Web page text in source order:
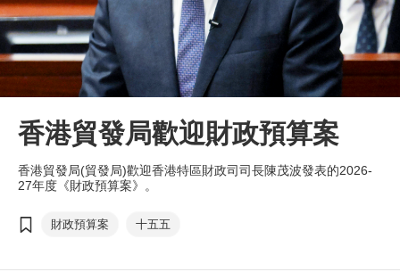
香港貿發局歡迎財政預算案
香港貿發局(貿發局)歡迎香港特區財政司司長陳茂波發表的2026-
27年度《財政預算案》。
財政預算案 十五五